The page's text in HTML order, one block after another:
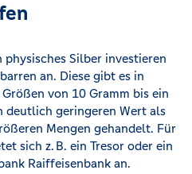
physisches Silber investieren
an. Diese gibt es in
von 10 Gramm bis ein
deutlich geringeren Wert als
Mengen gehandelt. Für
sich z. B. ein Tresor oder ein
Raiffeisenbank an.